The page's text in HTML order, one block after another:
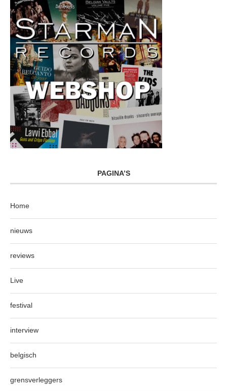
PAGINA’S
Home
nieuws
reviews
Live
festival
interview
belgisch
grensverleggers